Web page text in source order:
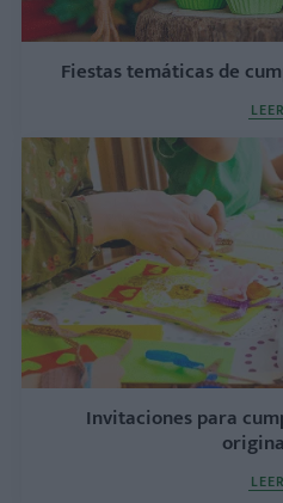
Fiestas temáticas de
LEER
Invitaciones para
LEER